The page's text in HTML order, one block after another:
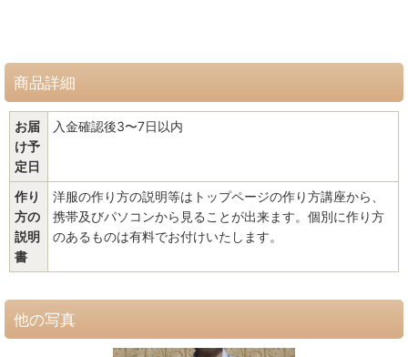
商品詳細
お届
け予
定日
入金確認後3〜7日以内
作り
方の
説明
書
洋服の作り方の説明等はトップページの作り方講座から、
携帯及びパソコンから見ることが出来ます。個別に作り方
のあるものは有料でお付けいたします。
他の写真